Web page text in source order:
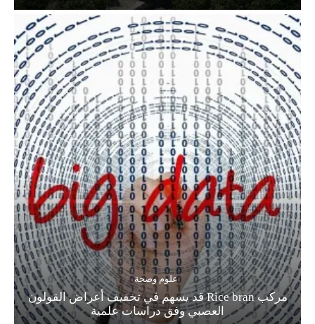
علوم وصحة
مركب Rice bran قد يسهم في تخفيف أعراض القولون
العصبي وفق دراسات علمية